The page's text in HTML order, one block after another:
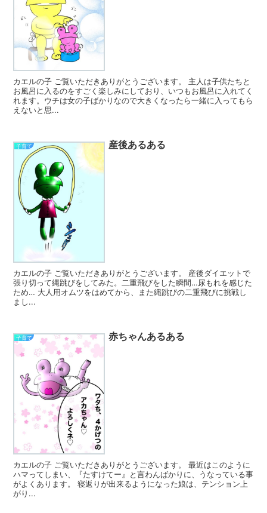
カエルの子 ご覧いただきありがとうございます。 主人は子供たちと
お風呂に入るのをすごく楽しみにしており、いつもお風呂に入れてく
れます。ウチは女の子ばかりなので大きくなったら一緒に入ってもら
えないと思...
子育て 産後あるある
カエルの子 ご覧いただきありがとうございます。 産後ダイエットで
張り切って縄跳びをしてみた。二重飛びをした瞬間…尿もれを感じた
ため… 大人用オムツをはめてから、また縄跳びの二重飛びに挑戦し
まし...
子育て 赤ちゃんあるある
カエルの子 ご覧いただきありがとうございます。 最近はこのように
ハマってしまい、『たすけてー』と言わんばかりに、うなっている事
がよくあります。 寝返りが出来るようになった娘は、テンション上
がり...